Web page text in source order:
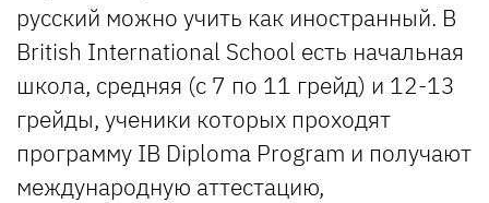
русский можно учить как иностранный. В
British International School есть начальная
школа, средняя (с 7 по 11 грейд) и 12-13
грейды, ученики которых проходят
программу IB Diploma Program и получают
международную аттестацию,